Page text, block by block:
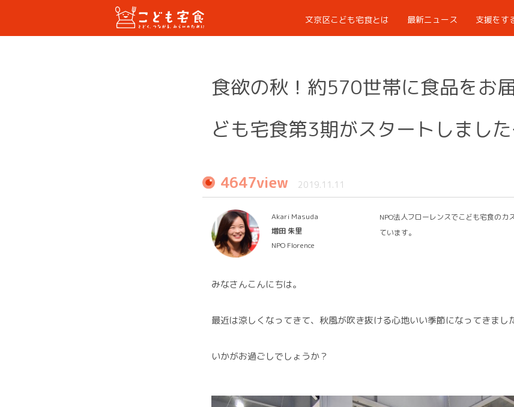
文京区こども宅食とは 最新ニュース 支援をす
食欲の秋！約570世帯に食品をお
ども宅食第3期がスタートしまし
4647view 2019.11.11
Akari Masuda
増田 朱里
NPO Florence
NPO法人フローレンスでこども宅食のカ
ています。
みなさんこんにちは。
最近は涼しくなってきて、秋風が吹き抜ける心地いい季節になってきまし
いかがお過ごしでしょうか？